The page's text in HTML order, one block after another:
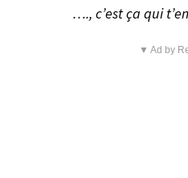
…., c’est ça qui
▼ Ad by